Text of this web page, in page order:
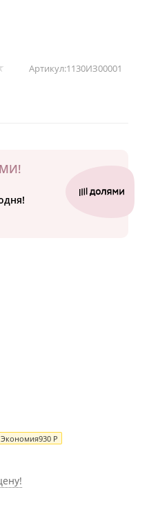
Артикул:1130ИЗ00001
Экономия930 Р